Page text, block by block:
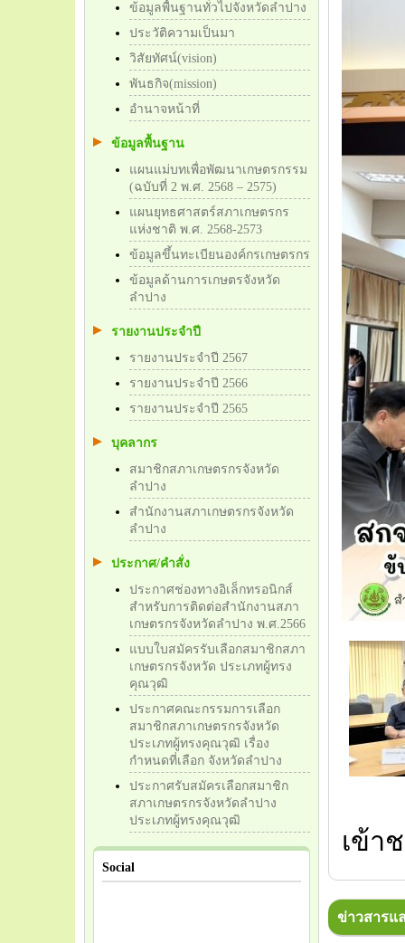
ข้อมูลพื้นฐานทั่วไปจังหวัดลำปาง
ประวัติความเป็นมา
วิสัยทัศน์(vision)
พันธกิจ(mission)
อำนาจหน้าที่
ข้อมูลพื้นฐาน
แผนแม่บทเพื่อพัฒนาเกษตรกรรม
(ฉบับที่ 2 พ.ศ. 2568 – 2575)
แผนยุทธศาสตร์สภาเกษตรกร
แห่งชาติ พ.ศ. 2568-2573
ข้อมูลขึ้นทะเบียนองค์กรเกษตรกร
ข้อมูลด้านการเกษตรจังหวัด
ลำปาง
รายงานประจำปี
รายงานประจำปี 2567
รายงานประจำปี 2566
รายงานประจำปี 2565
บุคลากร
สมาชิกสภาเกษตรกรจังหวัด
ลำปาง
สำนักงานสภาเกษตรกรจังหวัด
ลำปาง
ประกาศ/คำสั่ง
ประกาศช่องทางอิเล็กทรอนิกส์
สำหรับการติดต่อสำนักงานสภา
เกษตรกรจังหวัดลำปาง พ.ศ.2566
แบบใบสมัครรับเลือกสมาชิกสภา
เกษตรกรจังหวัด ประเภทผู้ทรง
คุณวุฒิ
ประกาศคณะกรรมการเลือก
สมาชิกสภาเกษตรกรจังหวัด
ประเภทผู้ทรงคุณวุฒิ เรื่อง
กำหนดที่เลือก จังหวัดลำปาง
ประกาศรับสมัครเลือกสมาชิก
สภาเกษตรกรจังหวัดลำปาง
ประเภทผู้ทรงคุณวุฒิ
Social
เข้า
ข่าวสารแ